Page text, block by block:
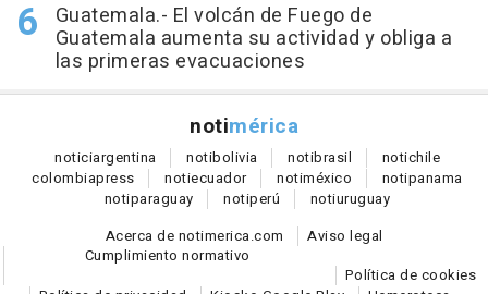
Guatemala.- El volcán de Fuego de
Guatemala aumenta su actividad y obliga a
las primeras evacuaciones
notimérica
noticiargentina notibolivia notibrasil notichile
colombiapress notiecuador notiméxico notipanama
notiparaguay notiperú notiuruguay
Acerca de notimerica.com
Aviso legal
Cumplimiento normativo
Política de cookies